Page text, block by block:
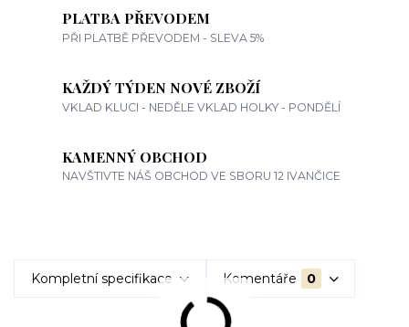
PLATBA PŘEVODEM
PŘI PLATBĚ PŘEVODEM - SLEVA 5%
KAŽDÝ TÝDEN NOVÉ ZBOŽÍ
VKLAD KLUCI - NEDĚLE VKLAD HOLKY - PONDĚLÍ
KAMENNÝ OBCHOD
NAVŠTIVTE NÁŠ OBCHOD VE SBORU 12 IVANČICE
Kompletní specifikace Komentáře 0